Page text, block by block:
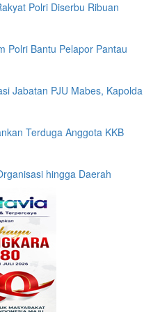
Polri Diserbu Ribuan
Polri Bantu Pelapor Pantau
Jabatan PJU Mabes, Kapolda
Terduga Anggota KKB
hingga Daerah